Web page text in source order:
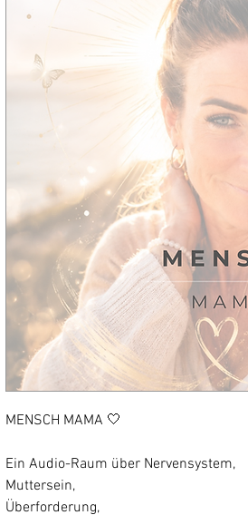
MENSCH MAMA 🤍
Ein Audio-Raum über Nervensystem,
Muttersein,
Überforderung,